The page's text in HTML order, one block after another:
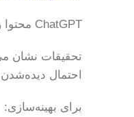
ChatGPT محتوا را مانند انسان نمی‌خواند، بلکه آن را «استخراج» می‌کند تا پاسخ بسازد.
تحقیقات نشان
احتمال
برای بهینه‌سازی: